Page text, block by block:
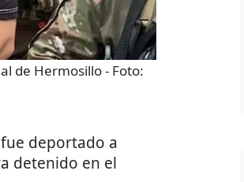
de Hermosillo- Foto:
fue deportado a
detenido en el